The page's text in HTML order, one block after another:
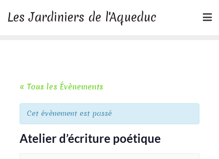
Les Jardiniers de l'Aqueduc
« Tous les Évènements
Cet évènement est passé
Atelier d’écriture poétique